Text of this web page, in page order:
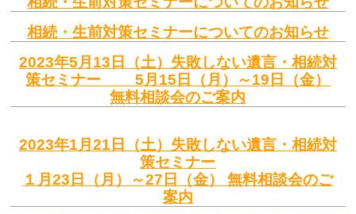
相続・生前対策セミナーについてのお知らせ
2023年5月13日（土）失敗しない遺言・相続対
策セミナー 5月15日（月）～19日（金）
無料相談会のご案内
2023年1月21日（土）失敗しない遺言・相続対
策セミナー
１月23日（月）～27日（金） 無料相談会のご
案内